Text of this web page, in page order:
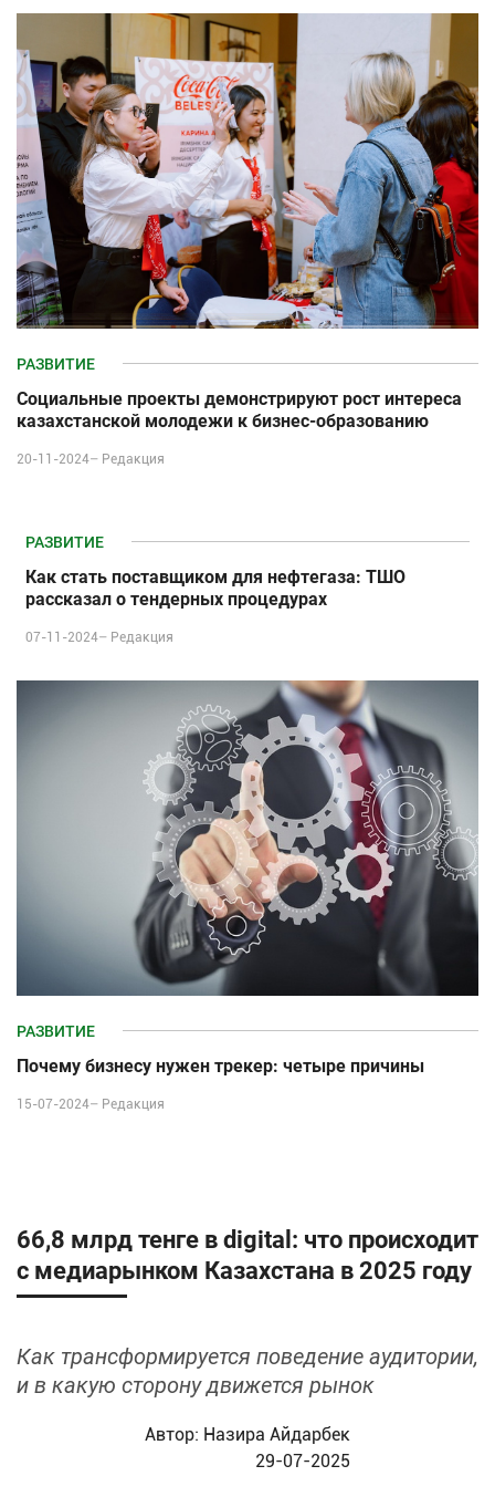
РАЗВИТИЕ
Социальные проекты демонстрируют рост интереса
казахстанской молодежи к бизнес-образованию
20-11-2024– Редакция
РАЗВИТИЕ
Как стать поставщиком для нефтегаза: ТШО
рассказал о тендерных процедурах
07-11-2024– Редакция
РАЗВИТИЕ
Почему бизнесу нужен трекер: четыре причины
15-07-2024– Редакция
66,8 млрд тенге в digital: что происходит
с медиарынком Казахстана в 2025 году
Как трансформируется поведение аудитории,
и в какую сторону движется рынок
Автор: Назира Айдарбек
29-07-2025